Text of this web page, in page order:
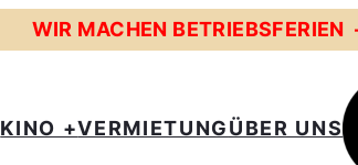
WIR MACHEN
KINO +VERMIETUNGÜBER UNS